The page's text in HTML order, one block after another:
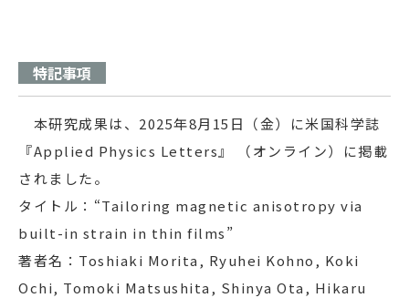
特記事項
本研究成果は、2025年8月15日（金）に米国科学誌
『Applied Physics Letters』 （オンライン）に掲載
されました。
タイトル：“Tailoring magnetic anisotropy via
built-in strain in thin films”
著者名：Toshiaki Morita, Ryuhei Kohno, Koki
Ochi, Tomoki Matsushita, Shinya Ota, Hikaru